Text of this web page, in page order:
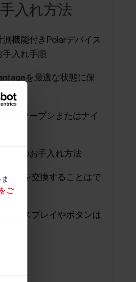
ご
、それがパフォーマン
Load Pro で
肉への負荷）を知る
できます。Training
ツプロファイルがリス
種類まで選択できま
編集するには？を参照
性のある他の機器（ジ
入れ方法
機能付きPolarデバイス
手入れ手順
を最適な状態に保
ド（ウーブンまたはナイ
法
ンドのお手入れ方法
電池を交換することはで
ディスプレイやボタンは